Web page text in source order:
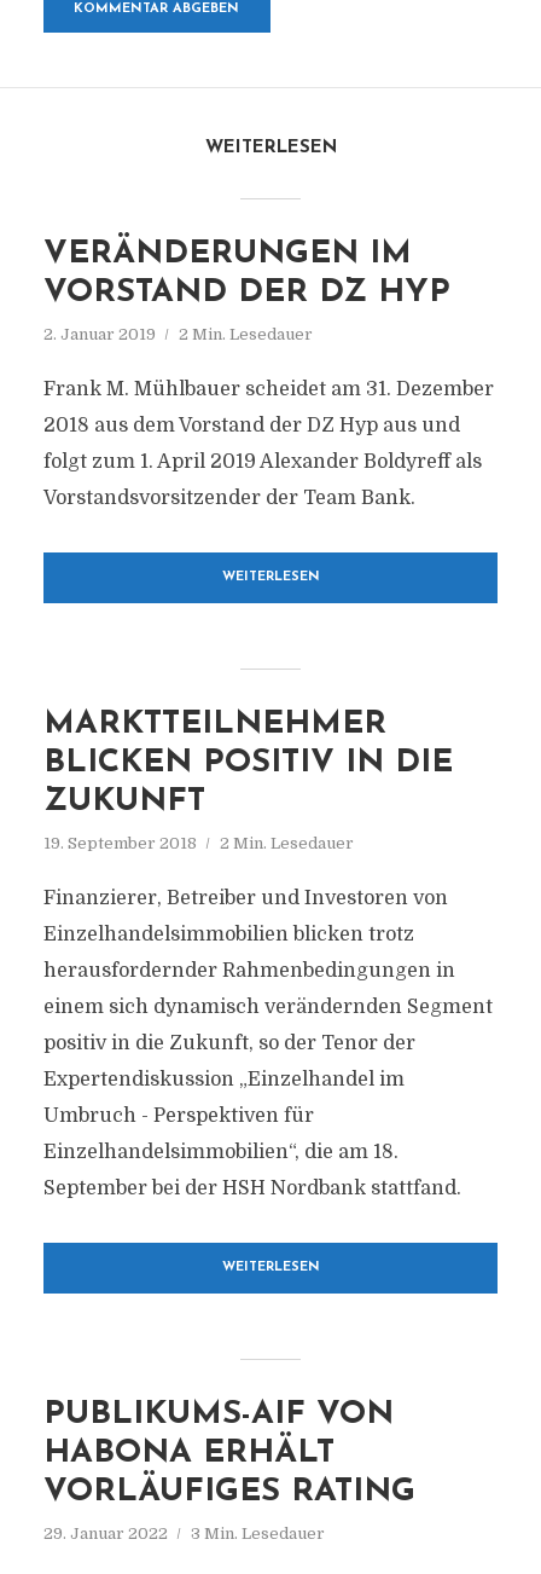
WEITERLESEN
VERÄNDERUNGEN IM
VORSTAND DER DZ HYP
2. Januar 2019 2 Min. Lesedauer
Frank M. Mühlbauer scheidet am 31. Dezember
2018 aus dem Vorstand der DZ Hyp aus und
folgt zum 1. April 2019 Alexander Boldyreff als
Vorstandsvorsitzender der Team Bank.
WEITERLESEN
MARKTTEILNEHMER
BLICKEN POSITIV IN DIE
ZUKUNFT
19. September 2018 2 Min. Lesedauer
Finanzierer, Betreiber und Investoren von
Einzelhandelsimmobilien blicken trotz
herausfordernder Rahmenbedingungen in
einem sich dynamisch verändernden Segment
positiv in die Zukunft, so der Tenor der
Expertendiskussion „Einzelhandel im
Umbruch - Perspektiven für
Einzelhandelsimmobilien“, die am 18.
September bei der HSH Nordbank stattfand.
WEITERLESEN
PUBLIKUMS-AIF VON
HABONA ERHÄLT
VORLÄUFIGES RATING
29. Januar 2022 3 Min. Lesedauer